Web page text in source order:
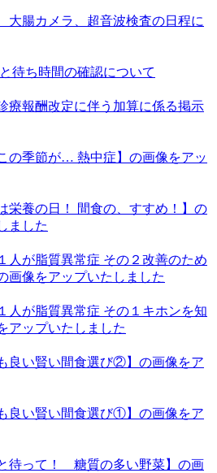
大腸カメラ、超音波検査の日程に
待ち時間の確認について
療報酬改定に伴う加算に係る掲示
の季節が… 熱中症】の画像をアッ
栄養の日！ 間食の、すすめ！】の
ました
人が脂質異常症 その２改善のため
画像をアップいたしました
人が脂質異常症 その１キホンを知
アップいたしました
良い賢い間食選び②】の画像をア
良い賢い間食選び①】の画像をア
と待って！ 糖質の多い野菜】の画